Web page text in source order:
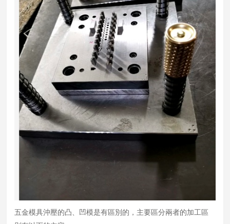
五金模具沖壓的凸、凹模是有區別的，主要區分兩者的加工區